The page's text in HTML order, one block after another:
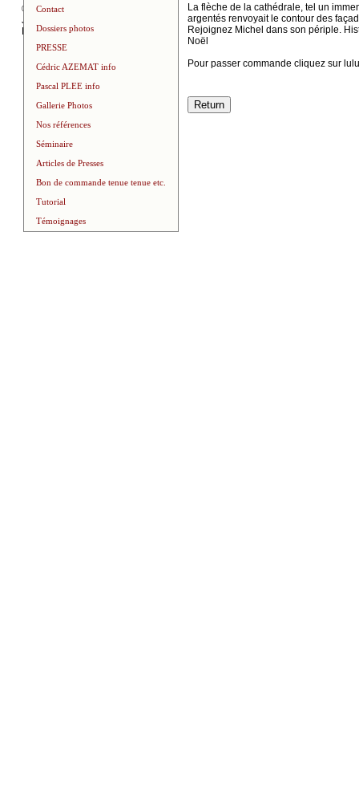
©
2026
J-luc
FERRER
La flèche de la cathédrale, tel un
argentés renvoyait le contour des
Rejoignez Michel dans son périple.
Noël
Pour passer commande cliquez sur
Contact
Dossiers photos
PRESSE
Cédric AZEMAT info
Pascal PLEE info
Gallerie Photos
Nos références
Séminaire
Articles de Presses
Bon de commande tenue tenue etc.
Tutorial
Témoignages